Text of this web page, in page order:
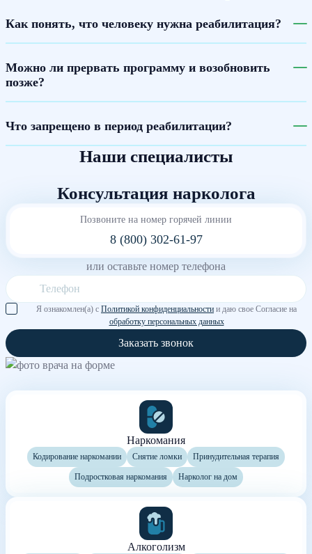
Как понять, что человеку нужна реабилитация?
Можно ли прервать программу и возобновить
позже?
Что запрещено в период реабилитации?
Наши специалисты
Консультация нарколога
Позвоните на номер горячей линии
8 (800) 302-61-97
или оставьте номер телефона
Я ознакомлен(а) с Политикой конфиденциальности и даю свое Согласие на
обработку персональных данных
Заказать звонок
Наркомания
Кодирование наркомании Снятие ломки Принудительная терапия
Подростковая наркомания Нарколог на дом
Алкоголизм